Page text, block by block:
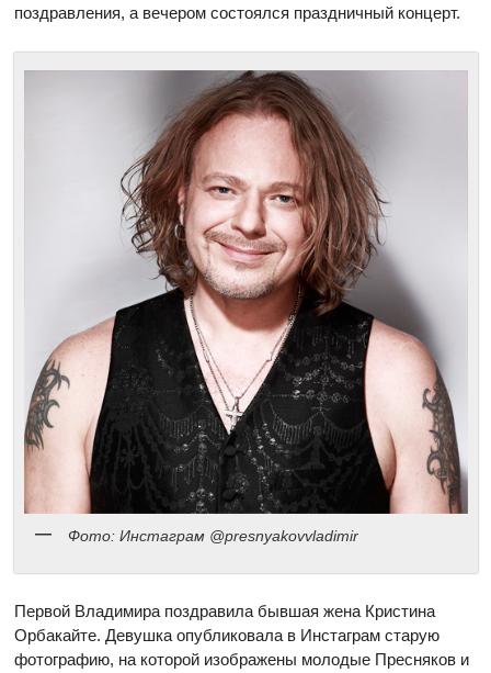
поздравления, а вечером состоялся праздничный концерт.
Фото: Инстаграм @presnyakovvladimir
Первой Владимира поздравила бывшая жена Кристина
Орбакайте. Девушка опубликовала в Инстаграм старую
фотографию, на которой изображены молодые Пресняков и